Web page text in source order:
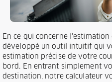
En ce qui concerne
développé un outil intuitif qui
estimation précise de votre
bord. En entrant simplement
destination, notre calculateur